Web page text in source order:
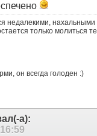
недалекими,
только молиться
он всегда голоден :)
а):
16:59